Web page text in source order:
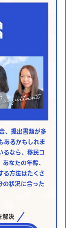
、提出書類が多
あるかもしれま
るなら、移民コ
なたの年齢、
る方法はたくさ
の状況に合った
解決